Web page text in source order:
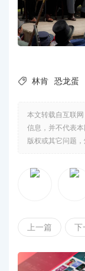
 林肯 恐龙蛋
本文转载自互联
信息，并不代表
版权或其它问题
上一篇 下